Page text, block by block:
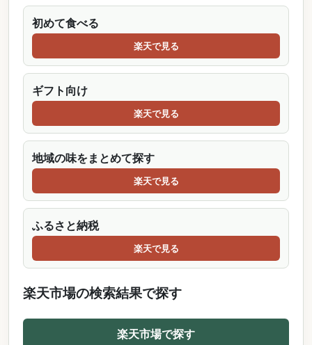
初めて食べる
楽天で見る
ギフト向け
楽天で見る
地域の味をまとめて探す
楽天で見る
ふるさと納税
楽天で見る
楽天市場の検索結果で探す
楽天市場で探す